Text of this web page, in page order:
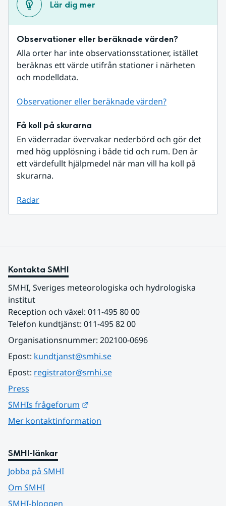
Lär dig mer
Observationer eller beräknade värden?
Alla orter har inte observationsstationer, istället
beräknas ett värde utifrån stationer i närheten
och modelldata.
Observationer eller beräknade värden?
Få koll på skurarna
En väderradar övervakar nederbörd och gör det
med hög upplösning i både tid och rum. Den är
ett värdefullt hjälpmedel när man vill ha koll på
skurarna.
Radar
Kontakta SMHI
SMHI, Sveriges meteorologiska och hydrologiska
institut
Reception och växel: 011-495 80 00
Telefon kundtjänst: 011-495 82 00
Organisationsnummer: 202100-0696
Epost: kundtjanst@smhi.se
Epost: registrator@smhi.se
Press
SMHIs frågeforum
Mer kontaktinformation
SMHI-länkar
Jobba på SMHI
Om SMHI
SMHI-bloggen